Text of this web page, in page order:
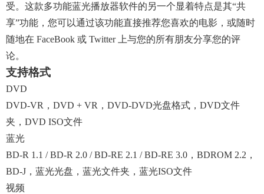
受。这款多功能蓝光播放器软件的另一个显着特点是其“共
享”功能，您可以通过该功能直接推荐您喜欢的电影，或随时
随地在 FaceBook 或 Twitter 上与您的所有朋友分享您的评
论。
支持格式
DVD
DVD-VR，DVD + VR，DVD-DVD光盘格式，DVD文件
夹，DVD ISO文件
蓝光
BD-R 1.1 / BD-R 2.0 / BD-RE 2.1 / BD-RE 3.0，BDROM 2.2，
BD-J，蓝光光盘，蓝光文件夹，蓝光ISO文件
视频